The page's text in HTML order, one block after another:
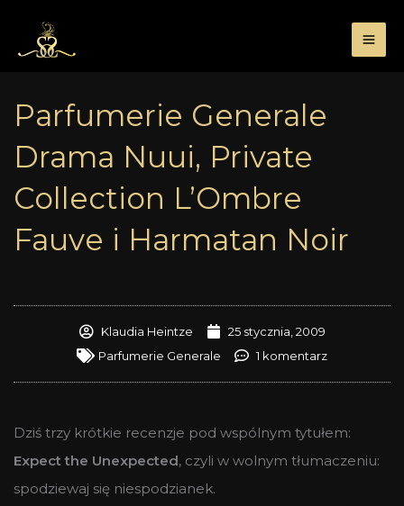
treści
Parfumerie Generale
Drama Nuui, Private
Collection L’Ombre
Fauve i Harmatan Noir
Klaudia Heintze
25 stycznia, 2009
Parfumerie Generale
1 komentarz
Dziś trzy krótkie recenzje pod wspólnym tytułem:
Expect the Unexpected, czyli w wolnym tłumaczeniu:
spodziewaj się niespodzianek.